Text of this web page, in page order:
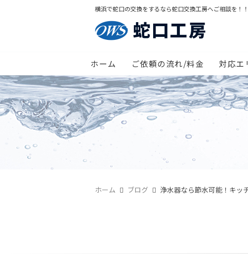
横浜で蛇口の交換をするなら蛇口交換工房へご相談を！！
ホーム ご依頼の流れ/料金 対応エ
ホーム ブログ 浄水器なら節水可能！キッ